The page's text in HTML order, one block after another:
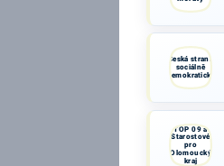
Česká strana
sociálně
demokratická
TOP 09 a
Starostové
pro
Olomoucký
kraj